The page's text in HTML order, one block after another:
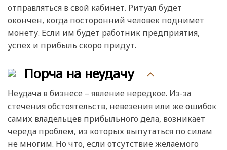
отправляться в свой кабинет. Ритуал будет
окончен, когда посторонний человек поднимет
монету. Если им будет работник предприятия,
успех и прибыль скоро придут.
Порча на неудачу
Неудача в бизнесе – явление нередкое. Из-за
стечения обстоятельств, невезения или же ошибок
самих владельцев прибыльного дела, возникает
череда проблем, из которых выпутаться по силам
не многим. Но что, если отсутствие желаемого